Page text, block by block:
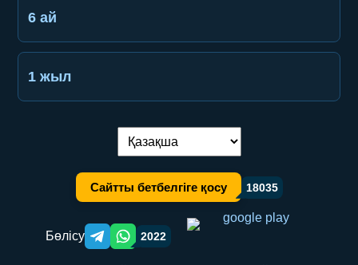
6 ай
1 жыл
Тілді ауыстыру:
Сайтты бетбелгіге қосу 18035
Бөлісу Telegram orqali ulashish
WhatsApp orqali ulashish
2022